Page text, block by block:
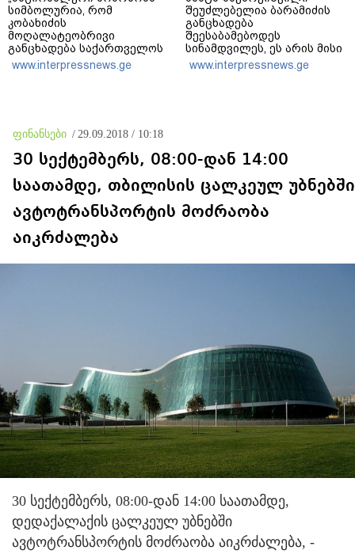
სიმბოლურია, რომ
კობახიძის
მოღალატეობრივი
განცხადება საქართველოს
თავისუფლებისთვის
შეწირული გმირების
www.interpressnews.ge
შეუძლებელია ბარამიძის
განცხადება
შეესაბამებოდეს
სინამდვილეს, ეს არის მისი
მოსაზრება, აბსოლუტურად
ამოვარდნილი
www.interpressnews.ge
ფინანსები / 29.09.2018 / 10:18
30 სექტემბერს, 08:00-დან 14:00
საათამდე, თბილისის ცალკეულ უბნებში
ავტოტრანსპორტის მოძრაობა
აიკრძალება
30 სექტემბერს, 08:00-დან 14:00 საათამდე,
დედაქალაქის ცალკეულ უბნებში
ავტოტრანსპორტის მოძრაობა აიკრძალება, -